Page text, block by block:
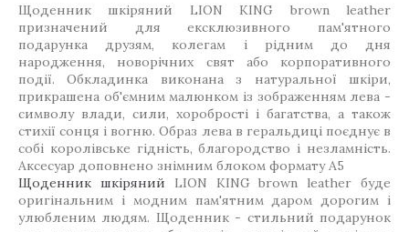
Щоденник шкіряний LION KING brown leather
призначений для ексклюзивного пам'ятного
подарунка друзям, колегам і рідним до дня
народження, новорічних свят або корпоративного
події. Обкладинка виконана з натуральної шкіри,
прикрашена об'ємним малюнком із зображенням лева -
символу влади, сили, хоробрості і багатства, а також
стихії сонця і вогню. Образ лева в геральдиці поєднує в
собі королівське гідність, благородство і незламність.
Аксесуар доповнено знімним блоком формату А5
Щоденник шкіряний LION KING brown leather буде
оригінальним і модним пам'ятним даром дорогим і
улюбленим людям. Щоденник - стильний подарунок